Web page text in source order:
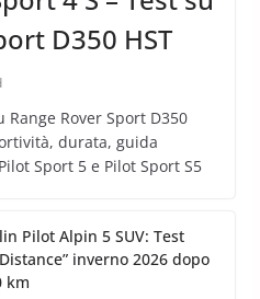
D350 HST
Rover Sport D350
durata, guida
Sport 5 e Pilot Sport S5
Pilot Alpin 5 SUV: Test
inverno 2026 dopo
km